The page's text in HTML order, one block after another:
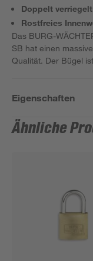
Doppelt verriegelt
Rostfreies
Das BURG-
SB hat einen
Qualität. Der Bügel
Eigenschaften
Ähnliche